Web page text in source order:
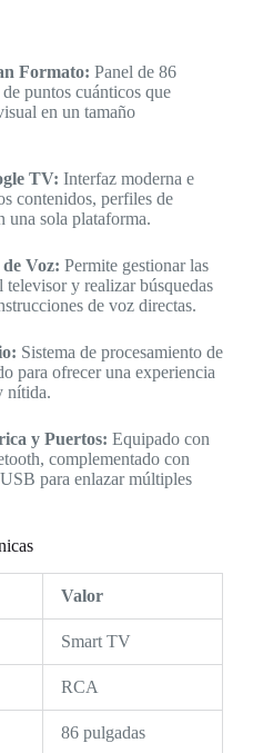
Formato: Panel de 86
puntos cuánticos que
en un tamaño
TV: Interfaz moderna e
contenidos, perfiles de
una sola plataforma.
Voz: Permite gestionar las
y realizar búsquedas
de voz directas.
Sistema de procesamiento de
para ofrecer una experiencia
nítida.
y Puertos: Equipado con
complementado con
para enlazar múltiples
Valor
Smart TV
RCA
86 pulgadas